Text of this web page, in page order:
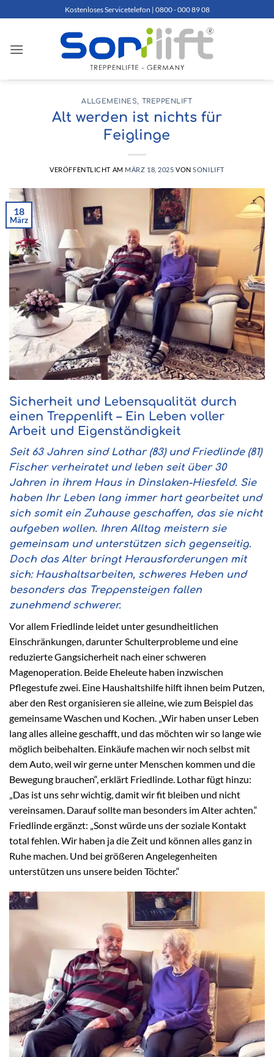
Inhalt
Kostenloses Servicetelefon | 0800 - 000 89 08
ALLGEMEINES, TREPPENLIFT
Alt werden ist nichts für
Feiglinge
VERÖFFENTLICHT AM MÄRZ 18, 2025 VONSONILIFT
18
März
Sicherheit und Lebensqualität durch
einen Treppenlift – Ein Leben voller
Arbeit und Eigenständigkeit
Seit 63 Jahren sind Lothar (83) und Friedlinde (81)
Fischer verheiratet und leben seit über 30
Jahren in ihrem Haus in Dinslaken-Hiesfeld. Sie
haben Ihr Leben lang immer hart gearbeitet und
sich somit ein Zuhause geschaffen, das sie nicht
aufgeben wollen. Ihren Alltag meistern sie
gemeinsam und unterstützen sich gegenseitig.
Doch das Alter bringt Herausforderungen mit
sich: Haushaltsarbeiten, schweres Heben und
besonders das Treppensteigen fallen
zunehmend schwerer.
Vor allem Friedlinde leidet unter gesundheitlichen
Einschränkungen, darunter Schulterprobleme und eine
reduzierte Gangsicherheit nach einer schweren
Magenoperation. Beide Eheleute haben inzwischen
Pflegestufe zwei. Eine Haushaltshilfe hilft ihnen beim Putzen,
aber den Rest organisieren sie alleine, wie zum Beispiel das
gemeinsame Waschen und Kochen. „Wir haben unser Leben
lang alles alleine geschafft, und das möchten wir so lange wie
möglich beibehalten. Einkäufe machen wir noch selbst mit
dem Auto, weil wir gerne unter Menschen kommen und die
Bewegung brauchen“, erklärt Friedlinde. Lothar fügt hinzu:
„Das ist uns sehr wichtig, damit wir fit bleiben und nicht
vereinsamen. Darauf sollte man besonders im Alter achten.“
Friedlinde ergänzt: „Sonst würde uns der soziale Kontakt
total fehlen. Wir haben ja die Zeit und können alles ganz in
Ruhe machen. Und bei größeren Angelegenheiten
unterstützen uns unsere beiden Töchter.“